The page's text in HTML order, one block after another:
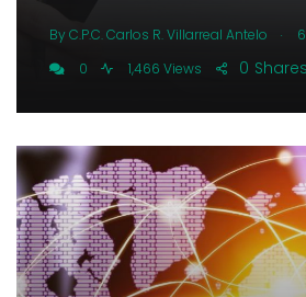
By C.P.C. Carlos R. Villarreal Antelo .
0
1,466 Views Shares
0